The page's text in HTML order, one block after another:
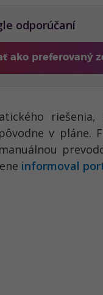
odporúčaní
ako preferovaný
Fontech,
v pláne.
informoval